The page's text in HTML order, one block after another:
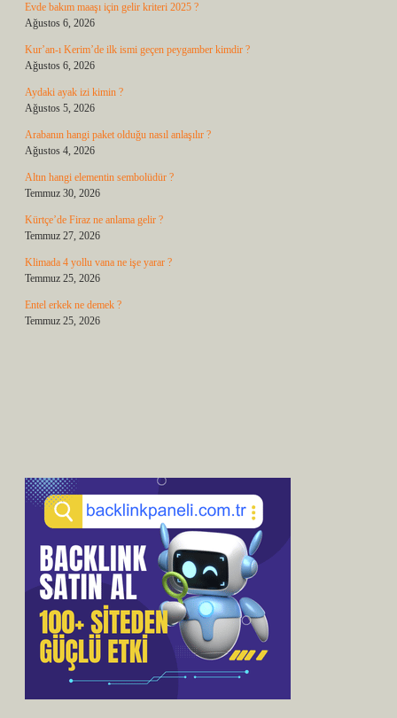
Evde bakım maaşı için gelir kriteri 2025 ?
Ağustos 6, 2026
Kur’an-ı Kerim’de ilk ismi geçen peygamber kimdir ?
Ağustos 6, 2026
Aydaki ayak izi kimin ?
Ağustos 5, 2026
Arabanın hangi paket olduğu nasıl anlaşılır ?
Ağustos 4, 2026
Altın hangi elementin sembolüdür ?
Temmuz 30, 2026
Kürtçe’de Firaz ne anlama gelir ?
Temmuz 27, 2026
Klimada 4 yollu vana ne işe yarar ?
Temmuz 25, 2026
Entel erkek ne demek ?
Temmuz 25, 2026